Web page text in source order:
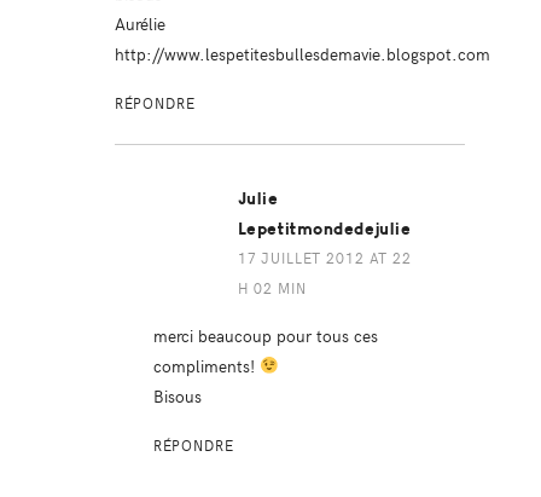
Aurélie
http://www.lespetitesbullesdemavie.blogspot.com
RÉPONDRE
Julie
Lepetitmondedejulie
17 JUILLET 2012 AT 22
H 02 MIN
merci beaucoup pour tous ces
compliments!
Bisous
RÉPONDRE